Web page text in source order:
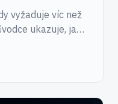
vyžaduje víc než
ukazuje, jak
zvládnout s